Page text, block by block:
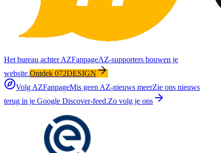
Het bureau achter AZFanpageAZ-supporters bouwen je
website.Ontdek 072DESIGN
Volg AZFanpageMis geen AZ-nieuws meerZie ons nieuws
terug in je Google Discover-feed.Zo volg je ons